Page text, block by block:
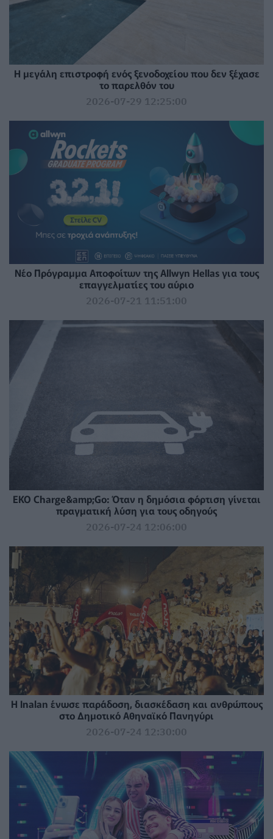
Η μεγάλη επιστροφή ενός ξενοδοχείου που δεν ξέχασε
το παρελθόν του
2026-07-29 12:25:00
Νέο Πρόγραμμα Αποφοίτων της Allwyn Hellas για τους
επαγγελματίες του αύριο
2026-07-21 11:51:00
EKO Charge&amp;Go: Όταν η δημόσια φόρτιση γίνεται
πραγματική λύση για τους οδηγούς
2026-07-24 12:06:00
Η Inalan ένωσε παράδοση, διασκέδαση και ανθρώπους
στο Δημοτικό Αθηναϊκό Πανηγύρι
2026-07-24 12:30:00